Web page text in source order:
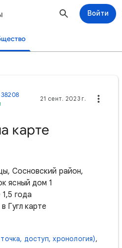
Войти
21 сент. 2023 г.
карте
Сосновский район,
ясный дом 1
года
Гугл карте
доступ, хронология),